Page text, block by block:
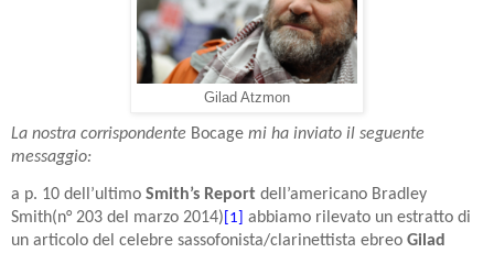
Gilad Atzmon
La nostra corrispondente Bocage mi ha inviato il seguente
messaggio:
a p. 10 dell’ultimo Smith’s Report dell’americano Bradley
Smith(n° 203 del marzo 2014) [1]
abbiamo rilevato un estratto di
un articolo del celebre sassofonista/clarinettista ebreo Gilad